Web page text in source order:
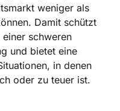
weniger als
Damit schützt
schweren
und bietet eine
in denen
oder zu teuer ist.